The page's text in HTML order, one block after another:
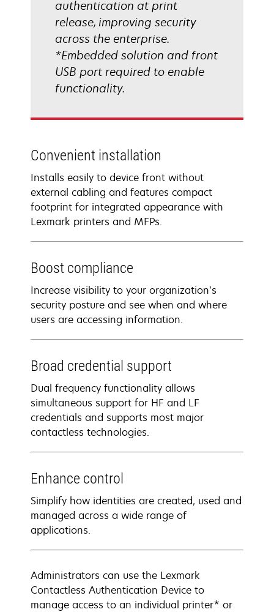
authentication at print
release, improving security
across the enterprise.
*Embedded solution and front
USB port required to enable
functionality.
Convenient installation
Installs easily to device front without
external cabling and features compact
footprint for integrated appearance with
Lexmark printers and MFPs.
Boost compliance
Increase visibility to your organization’s
security posture and see when and where
users are accessing information.
Broad credential support
Dual frequency functionality allows
simultaneous support for HF and LF
credentials and supports most major
contactless technologies.
Enhance control
Simplify how identities are created, used and
managed across a wide range of
applications.
Administrators can use the Lexmark
Contactless Authentication Device to
manage access to an individual printer* or